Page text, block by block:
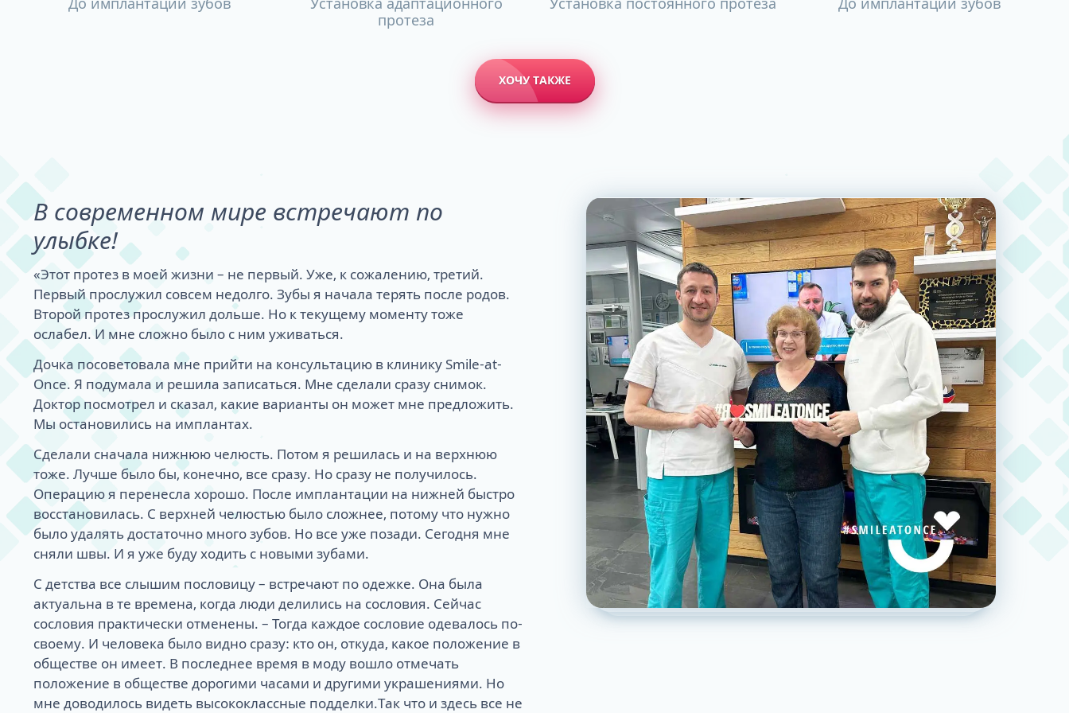
протеза
ХОЧУ ТАКЖЕ
В современном мире встречают по
улыбке!
«Этот протез в моей жизни – не первый. Уже, к сожалению, третий.
Первый прослужил совсем недолго. Зубы я начала терять после родов.
Второй протез прослужил дольше. Но к текущему моменту тоже
ослабел. И мне сложно было с ним уживаться.
Дочка посоветовала мне прийти на консультацию в клинику Smile-at-
Once. Я подумала и решила записаться. Мне сделали сразу снимок.
Доктор посмотрел и сказал, какие варианты он может мне предложить.
Мы остановились на имплантах.
Сделали сначала нижнюю челюсть. Потом я решилась и на верхнюю
тоже. Лучше было бы, конечно, все сразу. Но сразу не получилось.
Операцию я перенесла хорошо. После имплантации на нижней быстро
восстановилась. С верхней челюстью было сложнее, потому что нужно
было удалять достаточно много зубов. Но все уже позади. Сегодня мне
сняли швы. И я уже буду ходить с новыми зубами.
С детства все слышим пословицу – встречают по одежке. Она была
актуальна в те времена, когда люди делились на сословия. Сейчас
сословия практически отменены. – Тогда каждое сословие одевалось по-
своему. И человека было видно сразу: кто он, откуда, какое положение в
обществе он имеет. В последнее время в моду вошло отмечать
положение в обществе дорогими часами и другими украшениями. Но
мне доводилось видеть высококлассные подделки.Так что и здесь все не